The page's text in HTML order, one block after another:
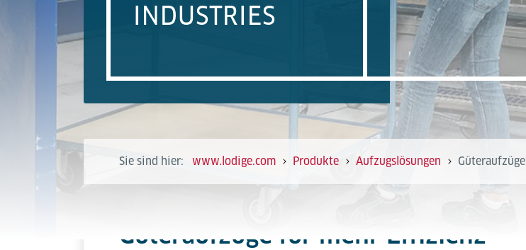
INDUSTRIES
Sie sind hier: www.lodige.com Produkte Aufzugslösungen Güteraufzüge
Güteraufzüge für mehr Effizienz